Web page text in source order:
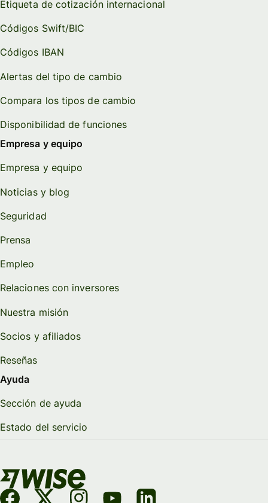
Etiqueta de cotización internacional
Códigos Swift/BIC
Códigos IBAN
Alertas del tipo de cambio
Compara los tipos de cambio
Disponibilidad de funciones
Empresa y equipo
Empresa y equipo
Noticias y blog
Seguridad
Prensa
Empleo
Relaciones con inversores
Nuestra misión
Socios y afiliados
Reseñas
Ayuda
Sección de ayuda
Estado del servicio